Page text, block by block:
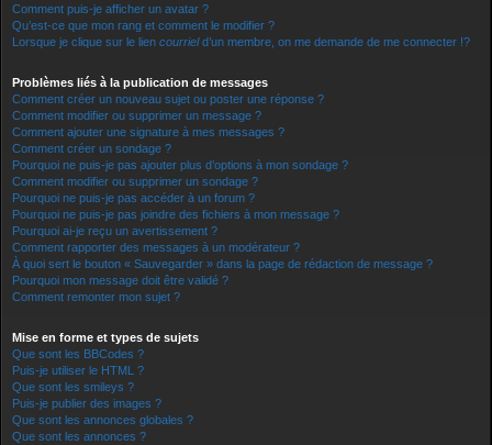
Comment puis-je afficher un avatar ?
Qu’est-ce que mon rang et comment le modifier ?
Lorsque je clique sur le lien courrield’un membre, on me demande de me connecter !?
Problèmes liés à la publication de messages
Comment créer un nouveau sujet ou poster une réponse ?
Comment modifier ou supprimer un message ?
Comment ajouter une signature à mes messages ?
Comment créer un sondage ?
Pourquoi ne puis-je pas ajouter plus d’options à mon sondage ?
Comment modifier ou supprimer un sondage ?
Pourquoi ne puis-je pas accéder à un forum ?
Pourquoi ne puis-je pas joindre des fichiers à mon message ?
Pourquoi ai-je reçu un avertissement ?
Comment rapporter des messages à un modérateur ?
À quoi sert le bouton « Sauvegarder » dans la page de rédaction de message ?
Pourquoi mon message doit être validé ?
Comment remonter mon sujet ?
Mise en forme et types de sujets
Que sont les BBCodes ?
Puis-je utiliser le HTML ?
Que sont les smileys ?
Puis-je publier des images ?
Que sont les annonces globales ?
Que sont les annonces ?